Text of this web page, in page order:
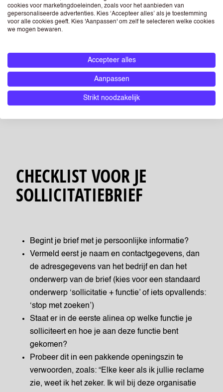
Gebruik geen uitroeptekens
Stel geen eisen aan de werkgever
Sluit de brief niet af met groetjes, maar met
vriendelijke groeten
CHECKLIST VOOR JE
SOLLICITATIEBRIEF
Begint je brief met je persoonlijke informatie?
Vermeld eerst je naam en contactgegevens, dan
de adresgegevens van het bedrijf en dan het
onderwerp van de brief (kies voor een standaard
onderwerp ‘sollicitatie + functie’ of iets opvallends:
‘stop met zoeken’)
Staat er in de eerste alinea op welke functie je
solliciteert en hoe je aan deze functie bent
gekomen?
Probeer dit in een pakkende openingszin te
verwoorden, zoals: “Elke keer als ik jullie reclame
zie, weet ik het zeker. Ik wil bij deze organisatie
cookies voor marketingdoeleinden, zoals voor het aanbieden van
gepersonaliseerde advertenties. Kies ‘Accepteer alles’ als je toestemming
voor alle cookies geeft. Kies 'Aanpassen' om zelf te selecteren welke cookies
we mogen bewaren.
Accepteer alles
Aanpassen
Strikt noodzakelijk